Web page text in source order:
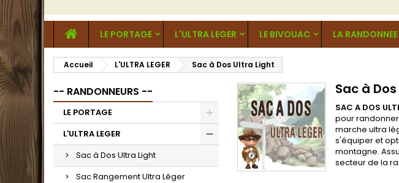
LE PORTAGE L'ULTRA LEGER LE BIVOUAC LA RANDONNEE
Accueil L'ULTRA LEGER Sac à Dos Ultra Light
-- RANDONNEURS --
LE PORTAGE
L'ULTRA LEGER
Sac à Dos Ultra Light
Sac Rangement Ultra Léger
Sac à
SAC A DOS
pour
marche ultra
s'équiper et
montagne.
secteur de la